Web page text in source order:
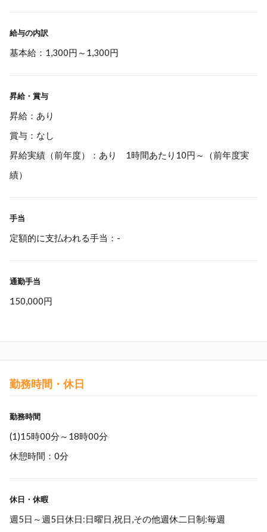
給与の内訳
基本給：1,300円～1,300円
昇給・賞与
昇給：あり
賞与：なし
昇給実績（前年度）：あり 1時間あたり10円～（前年度実
績）
手当
定額的に支払われる手当：-
通勤手当
150,000円
勤務時間・休日
勤務時間
(1)15時00分～18時00分
休憩時間：0分
休日・休暇
週5日～週5日休日:日曜日,祝日,その他週休二日制:毎週